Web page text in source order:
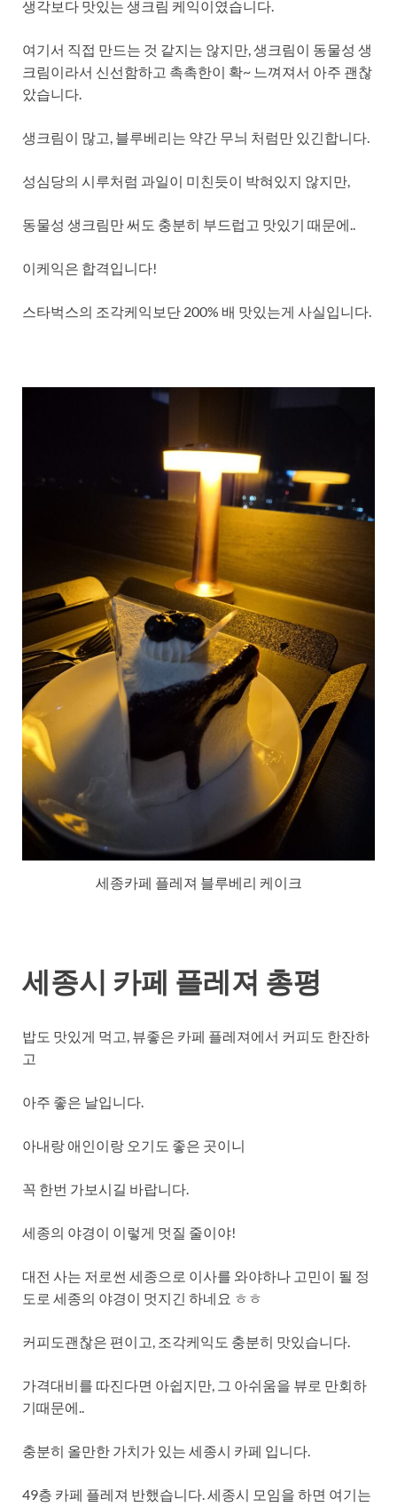
생각보다 맛있는 생크림 케익이였습니다.
여기서 직접 만드는 것 같지는 않지만, 생크림이 동물성 생
크림이라서 신선함하고 촉촉한이 확~ 느껴져서 아주 괜찮
았습니다.
생크림이 많고, 블루베리는 약간 무늬 처럼만 있긴합니다.
성심당의 시루처럼 과일이 미친듯이 박혀있지 않지만,
동물성 생크림만 써도 충분히 부드럽고 맛있기 때문에..
이케익은 합격입니다!
스타벅스의 조각케익보단 200% 배 맛있는게 사실입니다.
세종카페 플레져 블루베리 케이크
세종시 카페 플레져 총평
밥도 맛있게 먹고, 뷰좋은 카페 플레져에서 커피도 한잔하
고
아주 좋은 날입니다.
아내랑 애인이랑 오기도 좋은 곳이니
꼭 한번 가보시길 바랍니다.
세종의 야경이 이렇게 멋질 줄이야!
대전 사는 저로썬 세종으로 이사를 와야하나 고민이 될 정
도로 세종의 야경이 멋지긴 하네요 ㅎㅎ
커피도괜찮은 편이고, 조각케익도 충분히 맛있습니다.
가격대비를 따진다면 아쉽지만, 그 아쉬움을 뷰로 만회하
기때문에..
충분히 올만한 가치가 있는 세종시 카페 입니다.
49층 카페 플레져 반했습니다. 세종시 모임을 하면 여기는